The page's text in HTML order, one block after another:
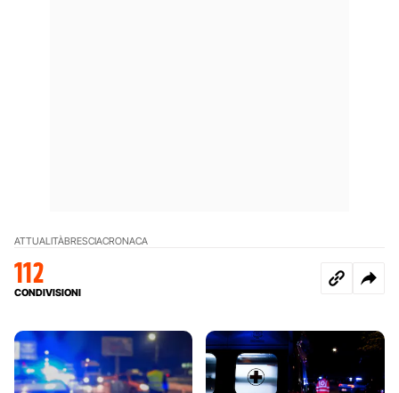
ATTUALITÀBRESCIACRONACA
112
CONDIVISIONI